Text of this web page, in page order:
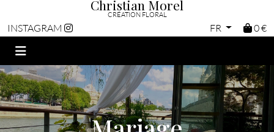
INSTAGRAM
Christian Morel
CRÉATION FLORAL
FR 0 €